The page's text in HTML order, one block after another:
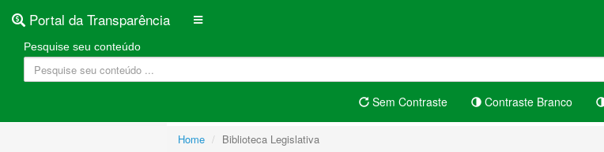
Portal da Transparência
Pesquise seu conteúdo
Sem Contraste Contraste Branco
Home Biblioteca Legislativa